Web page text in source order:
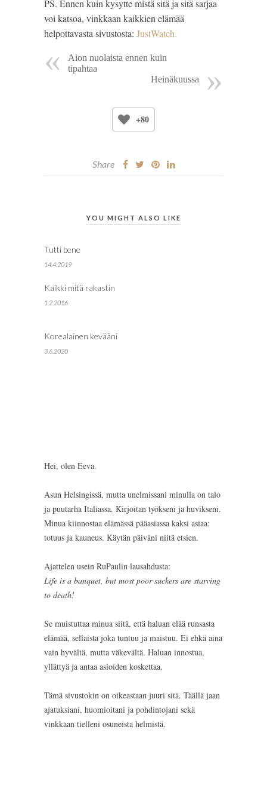
PS. Ennen kuin kysytte mistä sitä ja sitä sarjaa
voi katsoa, vinkkaan kaikkien elämää
helpottavasta sivustosta: JustWatch.
Aion nuolaista ennen kuin
tipahtaa
Heinäkuussa
+80
Share
YOU MIGHT ALSO LIKE
Tutti bene
14.4.2019
Kaikki mitä rakastin
1.2.2016
Korealainen kevääni
3.6.2020
Hei, olen Eeva.
Asun Helsingissä, mutta unelmissani minulla on talo
ja puutarha Italiassa. Kirjoitan työkseni ja huvikseni.
Minua kiinnostaa elämässä pääasiassa kaksi asiaa:
totuus ja kauneus. Käytän päiväni niitä etsien.
Ajattelen usein RuPaulin lausahdusta:
Life is a banquet, but most poor suckers are starving
to death!
Se muistuttaa minua siitä, että haluan elää runsasta
elämää, sellaista joka tuntuu ja maistuu. Ei ehkä aina
vain hyvältä, mutta väkevältä. Haluan innostua,
yllättyä ja antaa asioiden koskettaa.
Tämä sivustokin on oikeastaan juuri sitä. Täällä jaan
ajatuksiani, huomioitani ja pohdintojani sekä
vinkkaan tielleni osuneista helmistä.